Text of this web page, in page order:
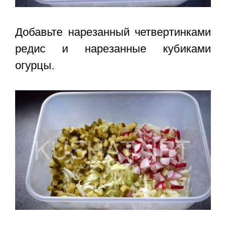
Добавьте нарезанный четвертинками
редис и нарезанные кубиками
огурцы.